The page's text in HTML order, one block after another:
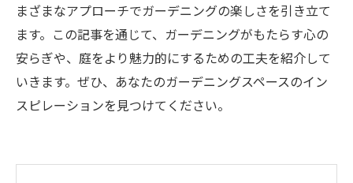
まざまなアプローチでガーデニングの楽しさを引き立て
ます。この記事を通じて、ガーデニングがもたらす心の
安らぎや、庭をより魅力的にするための工夫を紹介して
いきます。ぜひ、あなたのガーデニングスペースのイン
スピレーションを見つけてください。